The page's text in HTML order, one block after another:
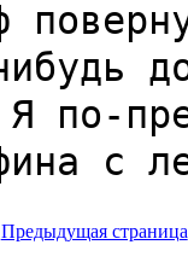
Предыдущая страница